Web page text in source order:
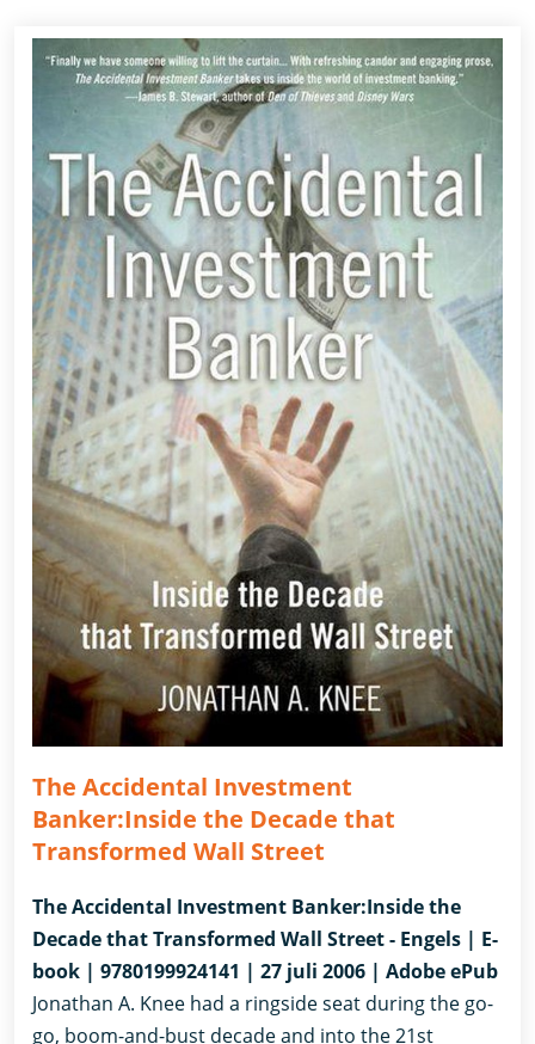
The Accidental Investment
Banker:Inside the Decade that
Transformed Wall Street
The Accidental Investment Banker:Inside the
Decade that Transformed Wall Street - Engels | E-
book | 9780199924141 | 27 juli 2006 | Adobe ePub
Jonathan A. Knee had a ringside seat during the go-
go, boom-and-bust decade and into the 21st